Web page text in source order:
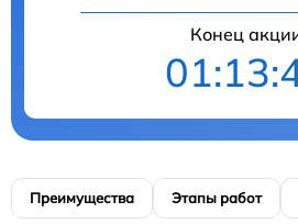
Конец
Преимущества Этапы работ